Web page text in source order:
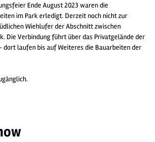
Ende August 2023 waren die
im Park erledigt. Derzeit noch nicht zur
Wiehlufer der Abschnitt zwischen
Die Verbindung führt über das Privatgelände der
dort laufen bis auf Weiteres die Bauarbeiten der